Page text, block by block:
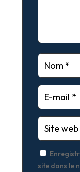
site dans le